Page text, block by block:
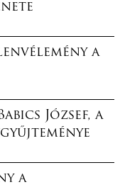
a
József, a
a